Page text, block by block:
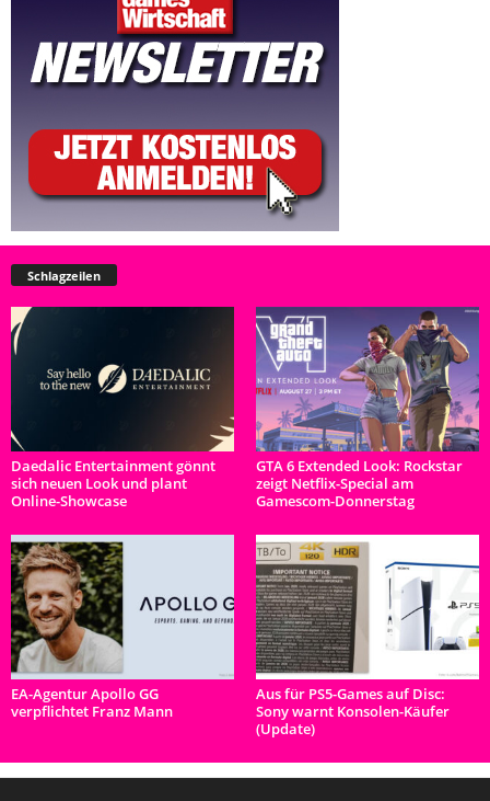
Schlagzeilen
Daedalic Entertainment gönnt
sich neuen Look und plant
Online-Showcase
GTA 6 Extended Look: Rockstar
zeigt Netflix-Special am
Gamescom-Donnerstag
EA-Agentur Apollo GG
verpflichtet Franz Mann
Aus für PS5-Games auf Disc:
Sony warnt Konsolen-Käufer
(Update)